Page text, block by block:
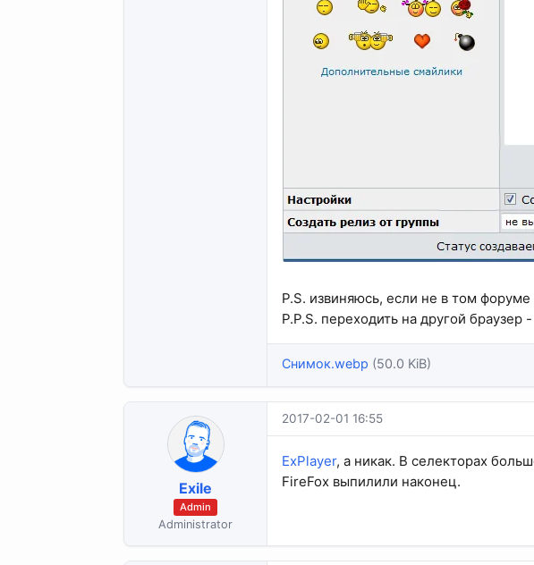
P.S. извиняюсь, если не в том форуме
P.P.S. переходить на другой браузер
Снимок.webp (50.0 KiB)
Exile
Admin
Administrator
2017-02-01 16:55
ExPlayer, а никак. В селекторах
FireFox выпилили наконец.